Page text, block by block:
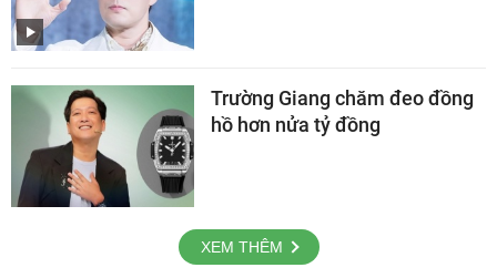
Trường Giang chăm đeo đồng
hồ hơn nửa tỷ đồng
XEM THÊM